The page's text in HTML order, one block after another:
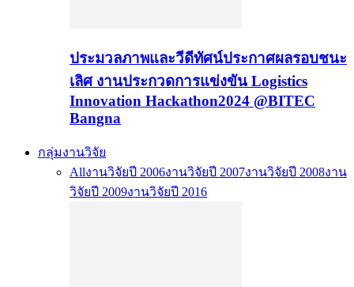
ประมวลภาพและวีดีทัศน์ประกาศผลรอบชนะ
เลิศ งานประกวดการแข่งขัน Logistics
Innovation Hackathon2024 @BITEC
Bangna
กลุ่มงานวิจัย
Allงานวิจัยปี 2006งานวิจัยปี 2007งานวิจัยปี 2008งาน
วิจัยปี 2009งานวิจัยปี 2016